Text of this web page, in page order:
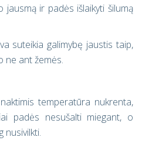
jausmą ir padės išlaikyti šilumą
suteikia galimybę jaustis taip,
ne ant žemės.
temperatūra nukrenta,
padės nesušalti miegant, o
nusivilkti.